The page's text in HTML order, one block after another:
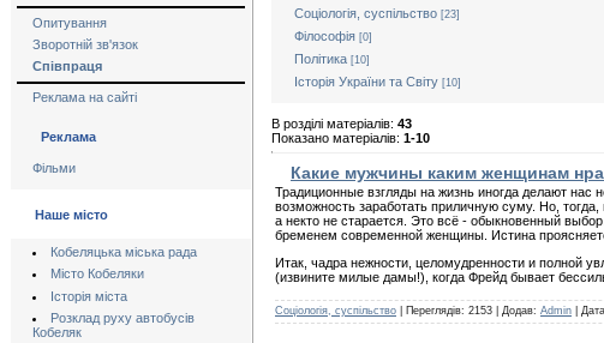
Опитування
Зворотній зв'язок
Співпраця
Реклама на сайті
Реклама
Фільми
Наше місто
Кобеляцька міська рада
Місто Кобеляки
Історія міста
Розклад руху автобусів
Кобеляк
Соціологія, суспільство [23]
Філософія [0]
Політика [10]
Історія України та Світу [10]
В розділі матеріалів: 43
Показано матеріалів: 1-10
Какие мужчины каким женщинам
Традиционные взгляды на жизнь иногда делают
возможность заработать приличную суму. Но,
а некто не старается. Это всё - обыкновенный
бременем современной женщины. Истина
Итак, чадра нежности, целомудренности и полной
(извините милые дамы!), когда Фрейд бывает
Соціологія, суспільство | Переглядів: 2153 | Додав: Admin |